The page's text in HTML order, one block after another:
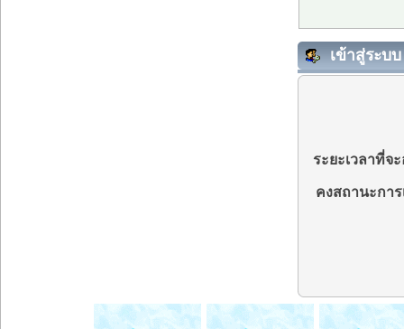
เข้าสู่ระบบ
ระยะเวลาที่จ
คงสถานะกา